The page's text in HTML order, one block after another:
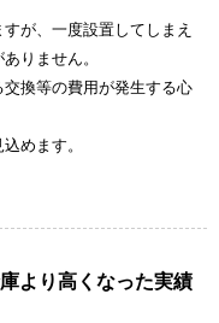
が、一度設置してしまえ
りません。
換等の費用が発生する心
めます。
より高くなった実績